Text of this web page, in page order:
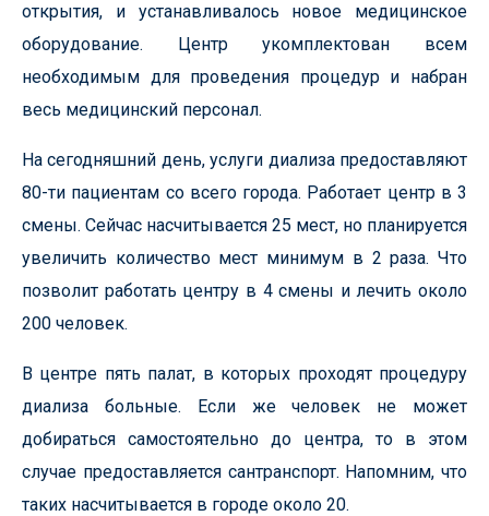
открытия, и устанавливалось новое медицинское
оборудование. Центр укомплектован всем
необходимым для проведения процедур и набран
весь медицинский персонал.
На сегодняшний день, услуги диализа предоставляют
80-ти пациентам со всего города. Работает центр в 3
смены. Сейчас насчитывается 25 мест, но планируется
увеличить количество мест минимум в 2 раза. Что
позволит работать центру в 4 смены и лечить около
200 человек.
В центре пять палат, в которых проходят процедуру
диализа больные. Если же человек не может
добираться самостоятельно до центра, то в этом
случае предоставляется сантранспорт. Напомним, что
таких насчитывается в городе около 20.